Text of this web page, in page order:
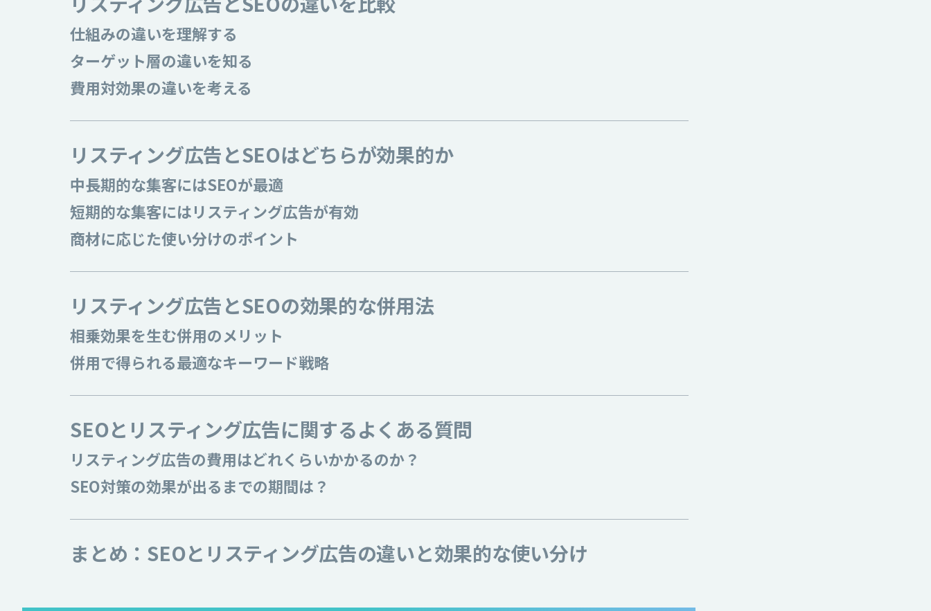
仕組みの違いを理解する
ターゲット層の違いを知る
費用対効果の違いを考える
リスティング広告とSEOはどちらが効果的か
中長期的な集客にはSEOが最適
短期的な集客にはリスティング広告が有効
商材に応じた使い分けのポイント
リスティング広告とSEOの効果的な併用法
相乗効果を生む併用のメリット
併用で得られる最適なキーワード戦略
SEOとリスティング広告に関するよくある質問
リスティング広告の費用はどれくらいかかるのか？
SEO対策の効果が出るまでの期間は？
まとめ：SEOとリスティング広告の違いと効果的な使い分け